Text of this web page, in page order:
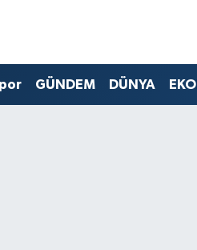
GÜNDEM DÜNYA